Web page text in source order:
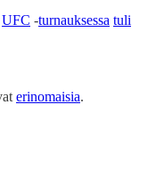
UFC -turnauksessa tuli
erinomaisia.